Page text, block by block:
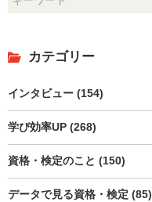
カテゴリー
インタビュー (154)
学び効率UP (268)
資格・検定のこと (150)
データで見る資格・検定 (85)